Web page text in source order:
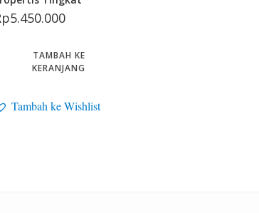
5.450.000
TAMBAH KE
KERANJANG
Tambah ke Wishlist